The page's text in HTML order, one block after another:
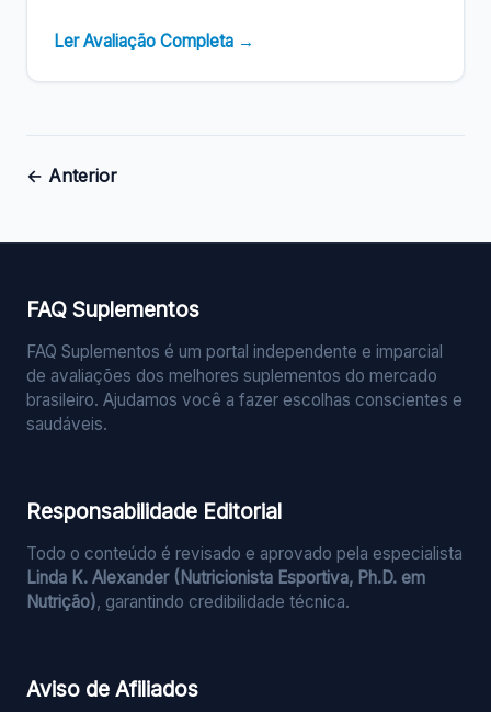
Ler Avaliação Completa →
Navegação
← Anterior
FAQ Suplementos
FAQ Suplementos é um portal independente e imparcial
de avaliações dos melhores suplementos do mercado
brasileiro. Ajudamos você a fazer escolhas conscientes e
saudáveis.
Responsabilidade Editorial
Todo o conteúdo é revisado e aprovado pela especialista
Linda K. Alexander (Nutricionista Esportiva, Ph.D. em
Nutrição), garantindo credibilidade técnica.
Aviso de Afiliados